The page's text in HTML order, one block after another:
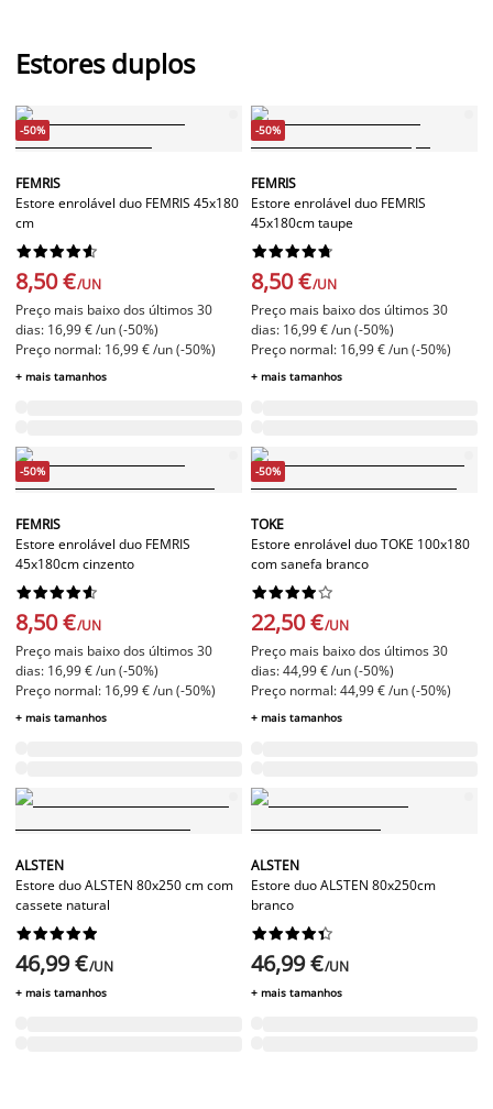
Estores duplos
-50%
FEMRIS
Estore enrolável duo FEMRIS 45x180
cm






8,50 €/UN
Preço mais baixo dos últimos 30
dias: 16,99 € /un (-50%)
Preço normal: 16,99 € /un (-50%)
+ mais tamanhos
-50%
FEMRIS
Estore enrolável duo FEMRIS
45x180cm taupe






8,50 €/UN
Preço mais baixo dos últimos 30
dias: 16,99 € /un (-50%)
Preço normal: 16,99 € /un (-50%)
+ mais tamanhos
-50%
FEMRIS
Estore enrolável duo FEMRIS
45x180cm cinzento






8,50 €/UN
Preço mais baixo dos últimos 30
dias: 16,99 € /un (-50%)
Preço normal: 16,99 € /un (-50%)
+ mais tamanhos
-50%
TOKE
Estore enrolável duo TOKE 100x180
com sanefa branco






22,50 €/UN
Preço mais baixo dos últimos 30
dias: 44,99 € /un (-50%)
Preço normal: 44,99 € /un (-50%)
+ mais tamanhos
ALSTEN
Estore duo ALSTEN 80x250 cm com
cassete natural






46,99 €/UN
+ mais tamanhos
ALSTEN
Estore duo ALSTEN 80x250cm
branco






46,99 €/UN
+ mais tamanhos